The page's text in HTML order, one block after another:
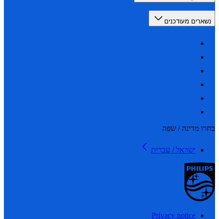
מעודכנים
מדינה / שפה
ישראל / עברית
Privacy notice